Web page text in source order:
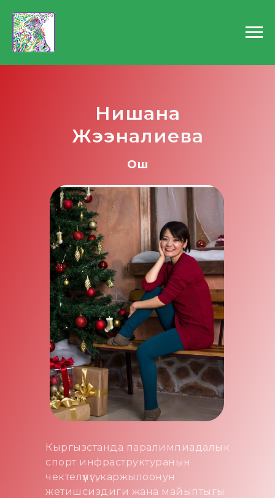
Ош
Нишана
Жээналиева
Кыргызстанда паралимпиадалык
спорт инфраструктуранын
чектелүүлүгү, каржылоонун
жетишсиздиги жана майыптыгы